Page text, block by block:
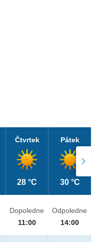
Čtvrtek
28 °C
Pátek
30 °C
Dopoledne
11:00
Odpoledne
14:00